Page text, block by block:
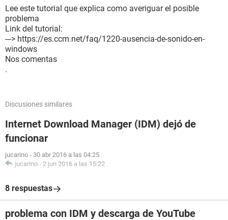
Lee este tutorial que explica como averiguar el posible
problema
Link del tutorial:
---> https://es.ccm.net/faq/1220-ausencia-de-sonido-en-
windows
Nos comentas
.
Discusiones similares
Internet Download Manager (IDM) dejó de
funcionar
jucarino - 30 abr 2016 a las 04:25
jucarino - 2 jun 2016 a las 15:22
8 respuestas
problema con IDM y descarga de YouTube